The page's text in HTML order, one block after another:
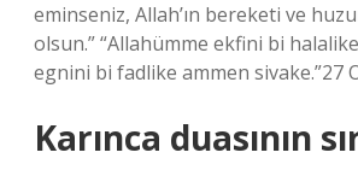
eminseniz, Allah’ın bereketi ve
olsun.” “Allahümme ekfini bi
egnini bi fadlike ammen sivake.”27
Karınca duasının